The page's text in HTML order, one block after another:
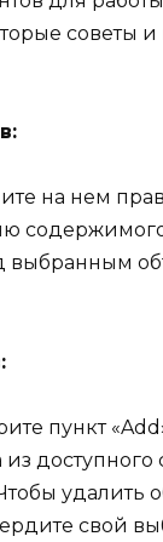
советы
на нем
пункт
удалить
свой